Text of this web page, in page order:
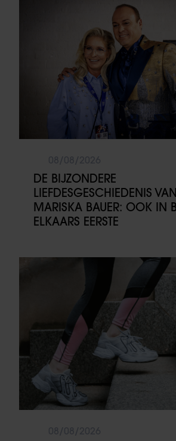
DE BIJZONDERE
LIEFDESGESCHIEDENIS
MARISKA BAUER: OOK IN
ELKAARS EERSTE